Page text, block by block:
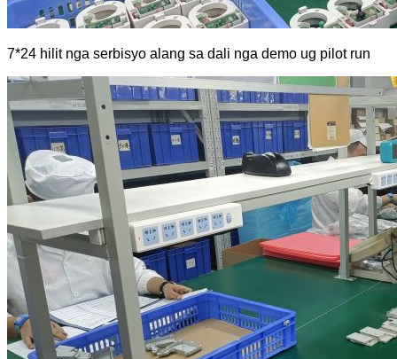
7*24 hilit nga serbisyo alang sa dali nga demo ug pilot run